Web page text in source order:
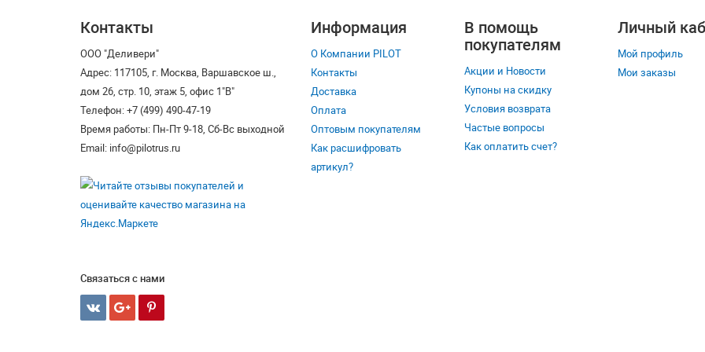
Контакты
ООО "Деливери"
Адрес: 117105, г. Москва, Варшавское ш.,
дом 26, стр. 10, этаж 5, офис 1"В"
Телефон: +7 (499) 490-47-19
Время работы: Пн-Пт 9-18, Сб-Вс выходной
Email: info@pilotrus.ru
Связаться с нами
Информация
О Компании PILOT
Контакты
Доставка
Оплата
Оптовым покупателям
Как расшифровать
артикул?
В помощь
покупателям
Акции и Новости
Купоны на скидку
Условия возврата
Частые вопросы
Как оплатить счет?
Личный
Мой профиль
Мои заказы